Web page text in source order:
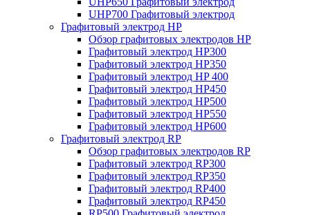
UHP700 Графитовый электрод
Графитовый электрод HP
Обзор графитовых электродов HP
Графитовый электрод HP300
Графитовый электрод HP350
Графитовый электрод HP 400
Графитовый электрод HP450
Графитовый электрод HP500
Графитовый электрод HP550
Графитовый электрод HP600
Графитовый электрод RP
Обзор графитовых электродов RP
Графитовый электрод RP300
Графитовый электрод RP350
Графитовый электрод RP400
Графитовый электрод RP450